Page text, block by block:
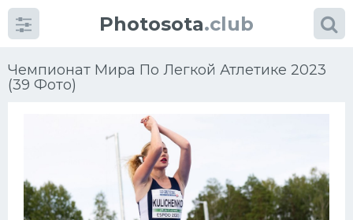
Photosota.club
Чемпионат Мира По Легкой Атлетике 2023
(39 Фото)
Категории Фото